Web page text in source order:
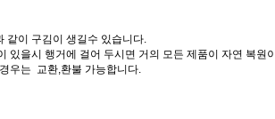
같이 구김이 생길수 있습니다.
있을시 행거에 걸어 두시면 거의 모든 제품이 자연 복원
우는 교환,환불 가능합니다.